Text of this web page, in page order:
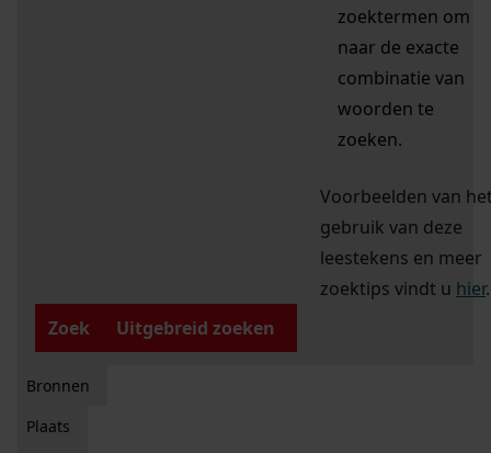
zoektermen om
naar de exacte
combinatie van
woorden te
zoeken.
Voorbeelden van
gebruik van deze
leestekens en meer
zoektips vindt u hier.
Zoek
Uitgebreid zoeken
Bronnen
Plaats